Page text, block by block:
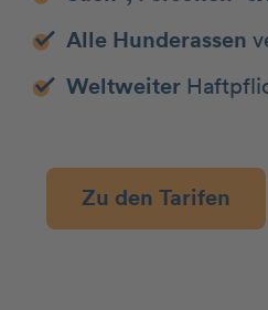
Alle Hunderassen
Weltweiter
Zu den Tarifen